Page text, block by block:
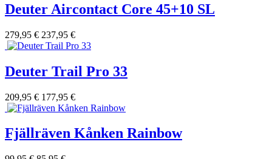
Deuter Aircontact Core 45+10 SL
279,95 € 237,95 €
Deuter Trail Pro 33
209,95 € 177,95 €
Fjällräven Kånken Rainbow